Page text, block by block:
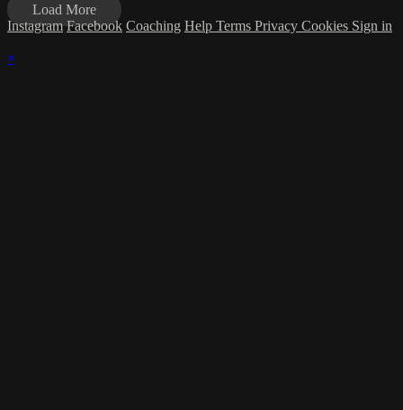
Load More
Instagram Facebook Coaching Help Terms Privacy Cookies Sign in
×